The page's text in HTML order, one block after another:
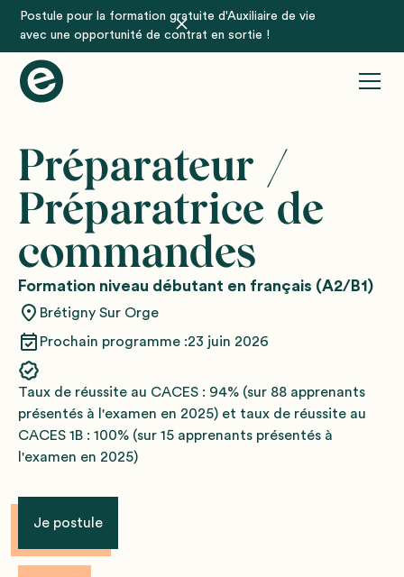
Postule pour la formation gratuite d'Auxiliaire de vie
avec une opportunité de contrat en sortie !
Préparateur /
Préparatrice de
commandes
Formation niveau débutant en français (A2/B1)
Brétigny Sur Orge
Prochain programme :23 juin 2026
Taux de réussite au CACES : 94% (sur 88 apprenants
présentés à l'examen en 2025) et taux de réussite au
CACES 1B : 100% (sur 15 apprenants présentés à
l'examen en 2025)
Je postule